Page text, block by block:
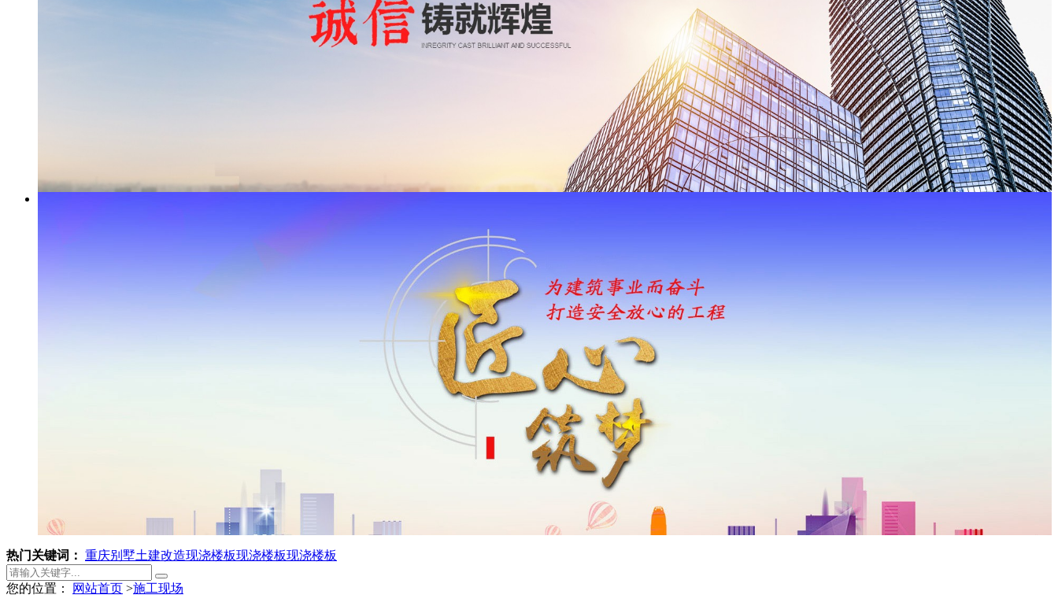
热门关键词： 重庆别墅土建改造现浇楼板现浇楼板现浇楼板
您的位置： 网站首页 >施工现场